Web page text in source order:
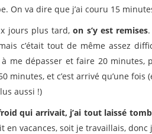
On va dire que j’ai couru 15
jours plus tard,on s’y est remises
c’était tout de même assez
à me dépasser et faire 20 minutes,
minutes, et c’est arrivé qu’une fois
aussi !)
qui arrivait, j’ai tout laissé
en vacances, soit je travaillais,